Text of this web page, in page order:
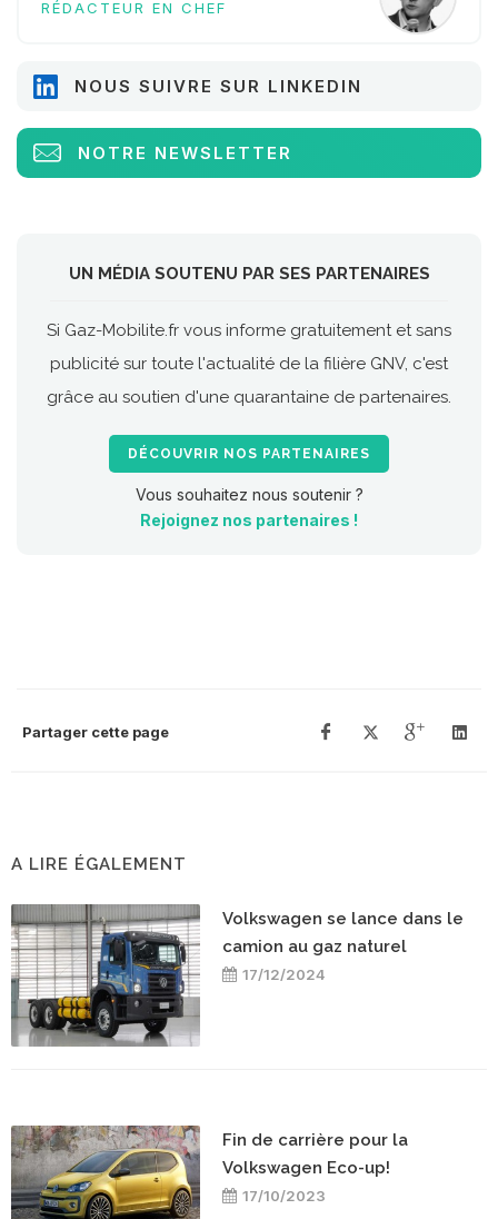
RÉDACTEUR EN CHEF
NOUS SUIVRE SUR LINKEDIN
NOTRE NEWSLETTER
UN MÉDIA SOUTENU PAR SES PARTENAIRES
Si Gaz-Mobilite.fr vous informe gratuitement et sans
publicité sur toute l'actualité de la filière GNV, c'est
grâce au soutien d'une quarantaine de partenaires.
DÉCOUVRIR NOS PARTENAIRES
Vous souhaitez nous soutenir ?
Rejoignez nos partenaires !
Partager cette page
A LIRE ÉGALEMENT
Volkswagen se lance dans le
camion au gaz naturel
17/12/2024
Fin de carrière pour la
Volkswagen Eco-up!
17/10/2023